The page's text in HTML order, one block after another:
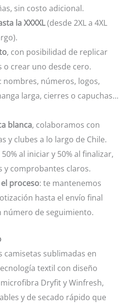
sin costo adicional.
la XXXXL(desde 2XL a 4XL
, con posibilidad de replicar
crear uno desde cero.
: nombres, números, logos,
larga, cierres o capuchas…
blanca, colaboramos con
y clubes a lo largo de Chile.
50% al iniciar y 50% al finalizar,
y comprobantes claros.
proceso: te mantenemos
hasta el envío final
de seguimiento.
camisetas sublimadas en
textil con diseño
Dryfit y Winfresh,
y de secado rápido que